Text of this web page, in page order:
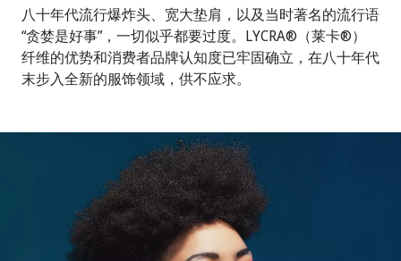
八十年代流行爆炸头、宽大垫肩，以及当时著名的流行语
“贪婪是好事”，一切似乎都要过度。LYCRA®（莱卡®）
纤维的优势和消费者品牌认知度已牢固确立，在八十年代
末步入全新的服饰领域，供不应求。